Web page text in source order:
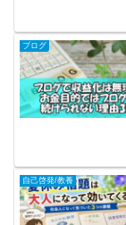
ブログ
自己啓発/教養